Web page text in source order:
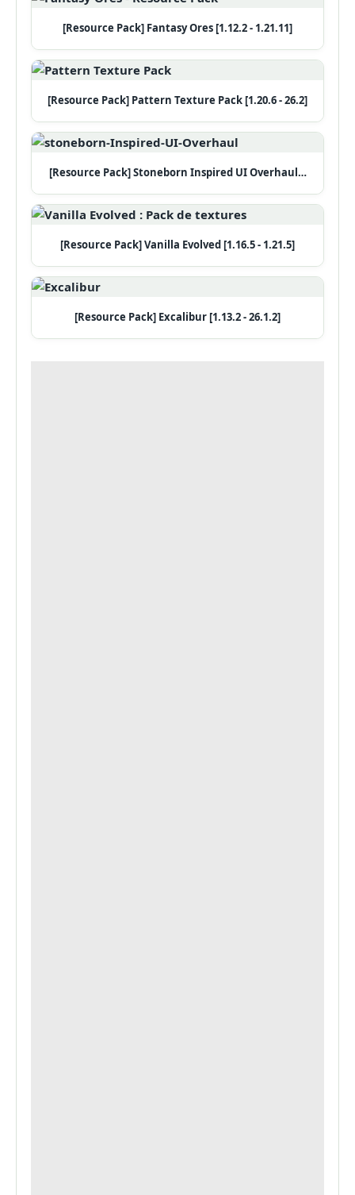
[Resource Pack] Fantasy Ores [1.12.2 - 1.21.11]
[Resource Pack] Pattern Texture Pack [1.20.6 - 26.2]
[Resource Pack] Stoneborn Inspired UI Overhaul…
[Resource Pack] Vanilla Evolved [1.16.5 - 1.21.5]
[Resource Pack] Excalibur [1.13.2 - 26.1.2]